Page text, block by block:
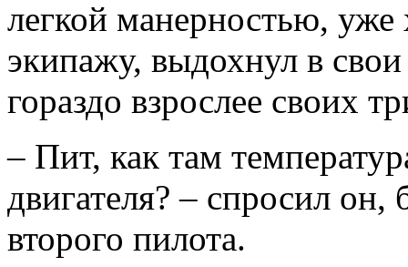
легкой манерностью,
экипажу, выдохнул в
гораздо взрослее своих
– Пит, как там
двигателя? – спросил
второго пилота.